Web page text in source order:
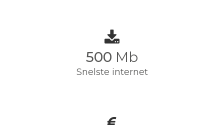
500 Mb
Snelste internet